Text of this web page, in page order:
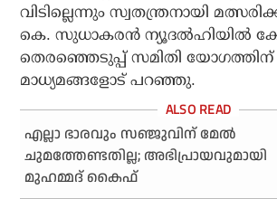
വിടില്ലെന്നും സ്വതന്ത്രനായി
കെ. സുധാകരന്‍ ന്യൂദല്‍ഹിയില്‍
തെരഞ്ഞെടുപ്പ് സമിതി
മാധ്യമങ്ങളോട് പറഞ്ഞു.
എല്ലാ ഭാരവും സഞ്ജുവിന് മേല്‍
ചുമത്തേണ്ടതില്ല; അഭിപ്രായവുമായി
മുഹമ്മദ് കൈഫ്